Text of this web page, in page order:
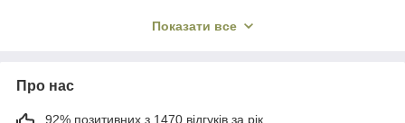
дешевые и используются в случае поломки основного
герметичность при большом давлении:
IPX8 или выше.
Показати все
Про нас
92% позитивних з 1470 відгуків за рік